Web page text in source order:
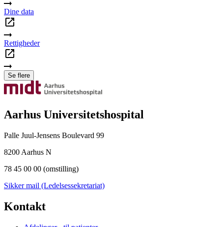
Dine data
Rettigheder
Se flere
Aarhus Universitetshospital
Palle Juul-Jensens Boulevard 99
8200 Aarhus N
78 45 00 00 (omstilling)
Sikker mail (Ledelsessekretariat)
Kontakt